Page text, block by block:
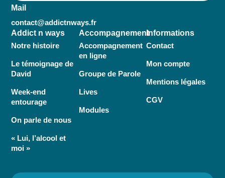
Alternative:
Mail
contact@addictnways.fr
Addict n ways
Notre histoire
Le témoignage de
David
Week-end
entourage
On parle de nous
« Lui, l’alcool et
moi »
Accompagnement
Accompagnement
en ligne
Groupe de Parole
Lives
Modules
Informations
Contact
Mon compte
Mentions légales
CGV